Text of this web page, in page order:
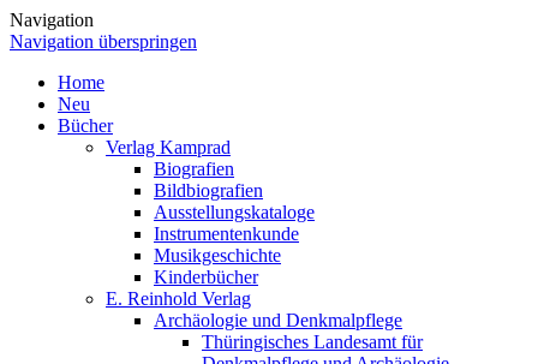
Navigation
Navigation überspringen
Home
Neu
Bücher
Verlag Kamprad
Biografien
Bildbiografien
Ausstellungskataloge
Instrumentenkunde
Musikgeschichte
Kinderbücher
E. Reinhold Verlag
Archäologie und Denkmalpflege
Thüringisches Landesamt für